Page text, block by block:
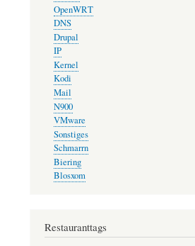
OpenWRT
DNS
Drupal
IP
Kernel
Kodi
Mail
N900
VMware
Sonstiges
Schmarrn
Biering
Blosxom
Restauranttags